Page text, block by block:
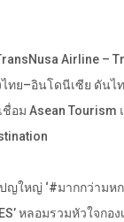
Airline –
ไทย–อินโดนีเซีย ดันไ
อม Asean Tourism
ญใหญ่ ‘#มากกว่ามหก
หลอมรวมหัวใจกอ